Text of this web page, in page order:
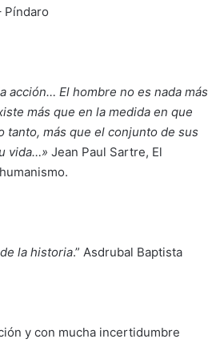
Píndaro
acción… El hombre no es nada más
más que en la medida en que
tanto, más que el conjunto de sus
vida…» Jean Paul Sartre, El
la historia.” Asdrubal Baptista
y con mucha incertidumbre